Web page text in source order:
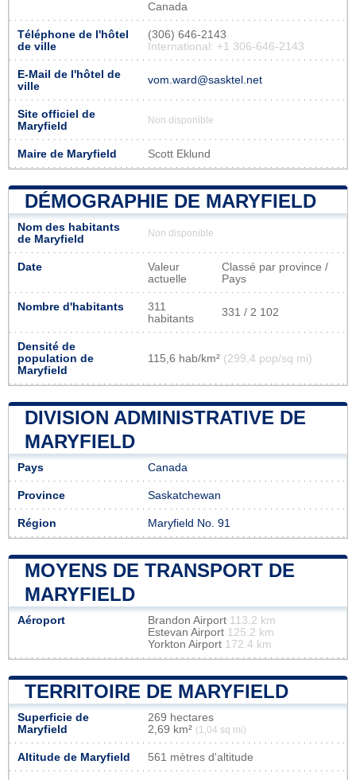
Canada
Téléphone de l'hôtel
de ville
(306) 646-2143
International: +1 306-646-2143
E-Mail de l'hôtel de
ville
vom.ward@sasktel.net
Site officiel de
Maryfield
Non disponible
Maire de Maryfield Scott Eklund
DÉMOGRAPHIE DE MARYFIELD
Nom des habitants
de Maryfield
Non disponible
Date
Valeur
actuelle
Classé par province /
Pays
Nombre d'habitants
311
habitants
331 / 2 102
Densité de
population de
Maryfield
115,6 hab/km² (299,4 pop/sq mi)
DIVISION ADMINISTRATIVE DE
MARYFIELD
Pays Canada
Province Saskatchewan
Région Maryfield No. 91
MOYENS DE TRANSPORT DE
MARYFIELD
Aéroport Brandon Airport 113.2 km
Estevan Airport 125.2 km
Yorkton Airport 172.4 km
TERRITOIRE DE MARYFIELD
Superficie de
Maryfield
269 hectares
2,69 km² (1,04 sq mi)
Altitude de Maryfield 561 mètres d'altitude